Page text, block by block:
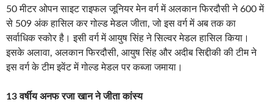
50 मीटर ओपन साइट राइफल जूनियर मेन वर्ग में अलकान फिरदौसी ने 600 में
से 509 अंक हासिल कर गोल्ड मेडल जीता, जो इस वर्ग में अब तक का
सर्वाधिक स्कोर है। इसी वर्ग में आयुष सिंह ने सिल्वर मेडल हासिल किया।
इसके अलावा, अलकान फिरदौसी, आयुष सिंह और अदीब सिद्दीकी की टीम ने
इस वर्ग के टीम इवेंट में गोल्ड मेडल पर कब्जा जमाया।
13 वर्षीय अनफ रजा खान ने जीता कांस्य